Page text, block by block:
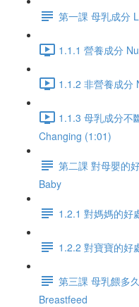
第一課 母乳成分
1.1.1 營養成分
1.1.2 非營養成分
1.1.3 母乳成分不
Changing (1:01)
第二課 對母嬰的
Baby
1.2.1 對媽媽的好
1.2.2 對寶寶的好
第三課 母乳餵多
Breastfeed